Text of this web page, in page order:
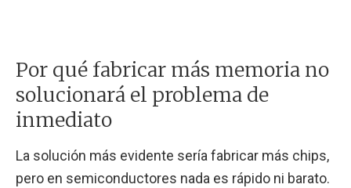
Por qué fabricar más memoria no
solucionará el problema de
inmediato
La solución más evidente sería fabricar más chips,
pero en semiconductores nada es rápido ni barato.